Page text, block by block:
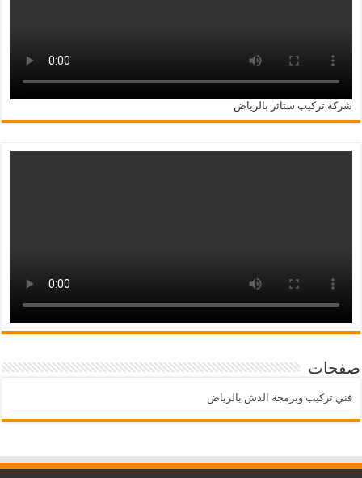
شركة تركيب ستائر بالرياض
صفحات
فني تركيب وبرمجة الدش بالرياض